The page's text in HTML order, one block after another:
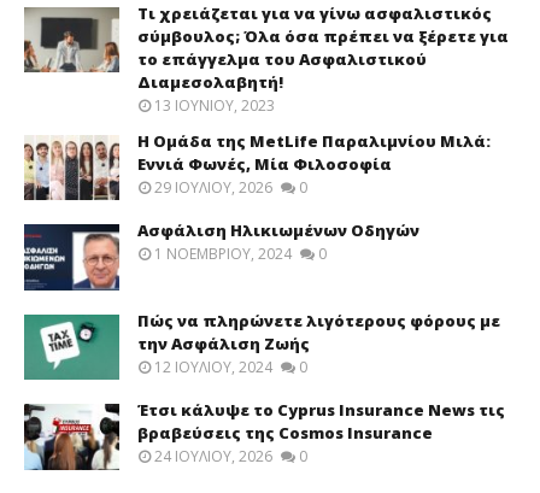
Τι χρειάζεται για να γίνω ασφαλιστικός
σύμβουλος; Όλα όσα πρέπει να ξέρετε για
το επάγγελμα του Ασφαλιστικού
Διαμεσολαβητή!
13 ΙΟΥΝΊΟΥ, 2023
Η Ομάδα της MetLife Παραλιμνίου Μιλά:
Εννιά Φωνές, Μία Φιλοσοφία
29 ΙΟΥΛΊΟΥ, 2026 0
Ασφάλιση Ηλικιωμένων Οδηγών
1 ΝΟΕΜΒΡΊΟΥ, 2024 0
Πώς να πληρώνετε λιγότερους φόρους με
την Ασφάλιση Ζωής
12 ΙΟΥΛΊΟΥ, 2024 0
Έτσι κάλυψε το Cyprus Insurance News τις
βραβεύσεις της Cosmos Insurance
24 ΙΟΥΛΊΟΥ, 2026 0